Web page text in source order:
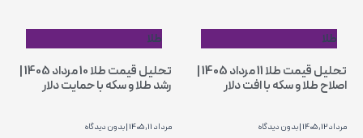
طلا
تحلیل قیمت طلا 11 مرداد 1405 |
اصلاح طلا و سکه با افت دلار
مرداد 12, 1405 بدون دیدگاه
طلا
تحلیل قیمت طلا 10 مرداد 1405 |
رشد طلا و سکه با حمایت دلار
مرداد 11, 1405 بدون دیدگاه